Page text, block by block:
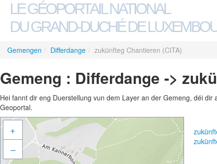
LE GÉOPORTAIL NATIONAL
DU GRAND-DUCHÉ DE
Gemengen / Differdange / zukünfteg Chantieren (CITA)
Gemeng : Differdange ->
Hei fannt dir eng Duerstellung vun dem Layer an der Gemeng, déi
Geoportal.
+
–